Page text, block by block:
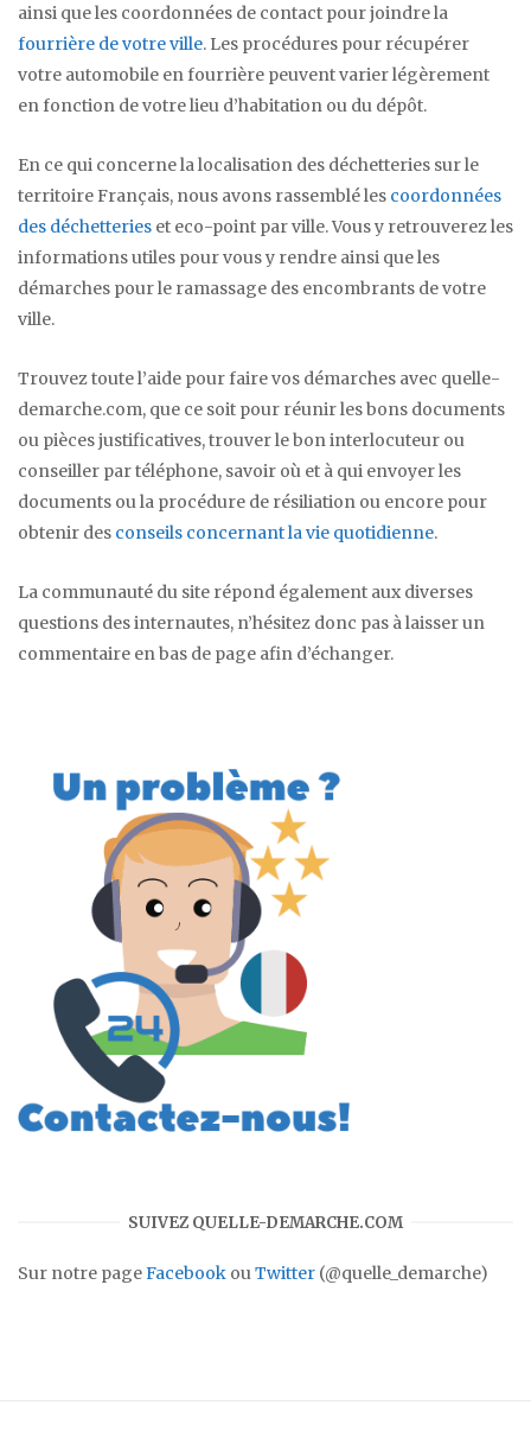
ainsi que les coordonnées de contact pour joindre la
fourrière de votre ville. Les procédures pour récupérer
votre automobile en fourrière peuvent varier légèrement
en fonction de votre lieu d’habitation ou du dépôt.
En ce qui concerne la localisation des déchetteries sur le
territoire Français, nous avons rassemblé les coordonnées
des déchetteries et eco-point par ville. Vous y retrouverez les
informations utiles pour vous y rendre ainsi que les
démarches pour le ramassage des encombrants de votre
ville.
Trouvez toute l’aide pour faire vos démarches avec quelle-
demarche.com, que ce soit pour réunir les bons documents
ou pièces justificatives, trouver le bon interlocuteur ou
conseiller par téléphone, savoir où et à qui envoyer les
documents ou la procédure de résiliation ou encore pour
obtenir des conseils concernant la vie quotidienne.
La communauté du site répond également aux diverses
questions des internautes, n’hésitez donc pas à laisser un
commentaire en bas de page afin d’échanger.
SUIVEZ QUELLE-DEMARCHE.COM
Sur notre pageFacebook ouTwitter (@quelle_demarche)